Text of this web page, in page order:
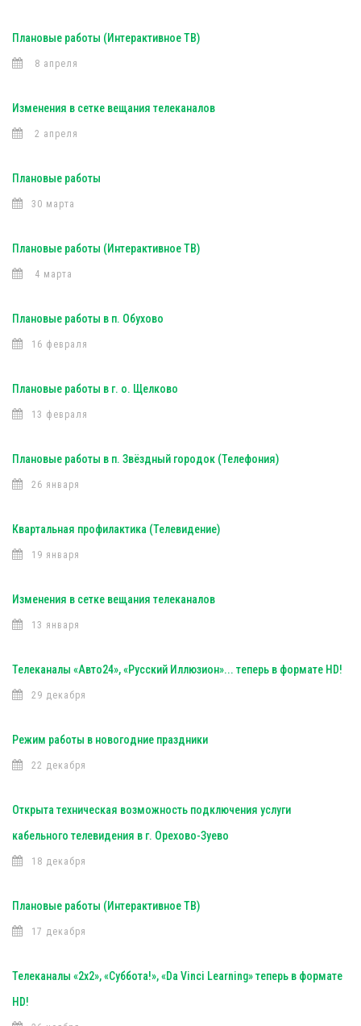
Плановые работы (Интерактивное ТВ)
8 апреля
Изменения в сетке вещания телеканалов
2 апреля
Плановые работы
30 марта
Плановые работы (Интерактивное ТВ)
4 марта
Плановые работы в п. Обухово
16 февраля
Плановые работы в г. о. Щелково
13 февраля
Плановые работы в п. Звёздный городок (Телефония)
26 января
Квартальная профилактика (Телевидение)
19 января
Изменения в сетке вещания телеканалов
13 января
Телеканалы «Авто24», «Русский Иллюзион»... теперь в формате HD!
29 декабря
Режим работы в новогодние праздники
22 декабря
Открыта техническая возможность подключения услуги
кабельного телевидения в г. Орехово-Зуево
18 декабря
Плановые работы (Интерактивное ТВ)
17 декабря
Телеканалы «2х2», «Суббота!», «Da Vinci Learning» теперь в формате
HD!